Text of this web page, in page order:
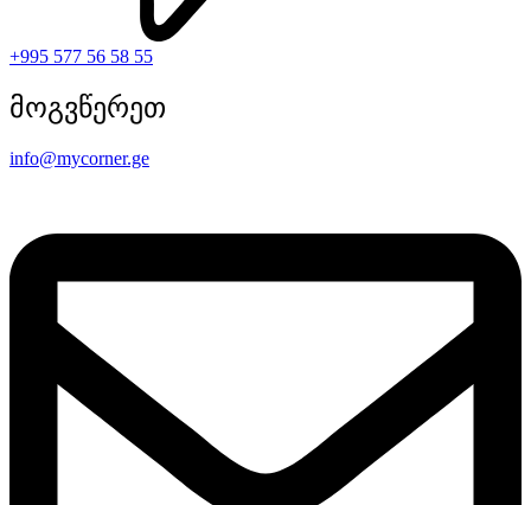
+995 577 56 58 55
მოგვწერეთ
info@mycorner.ge